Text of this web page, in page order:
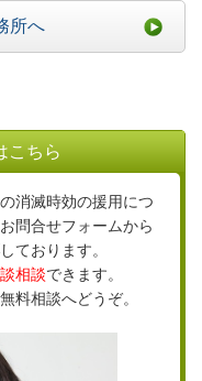
所へ
こちら
消滅時効の援用につ
問合せフォームから
しております。
相談できます。
料相談へどうぞ。